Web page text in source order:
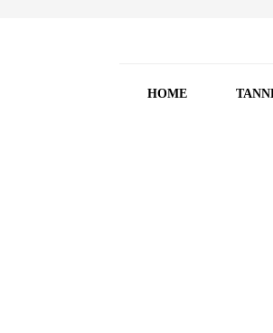
HOME